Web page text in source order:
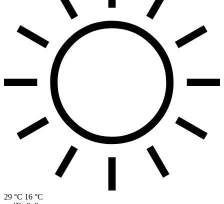
29 °C 16 °C